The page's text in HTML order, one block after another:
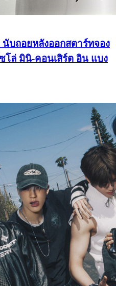
นับถอยหลังออกสตาร์ทจอง
โล่ มินิ-คอนเสิร์ต อิน แบง